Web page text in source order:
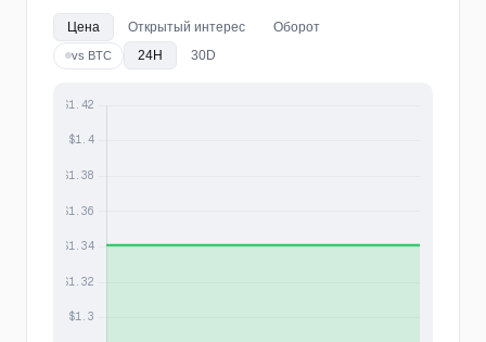
Цена Открытый интерес Оборот
vs BTC 24H 30D